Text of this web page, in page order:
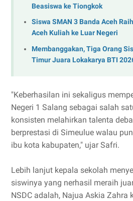
Beasiswa ke Tiongkok
Siswa SMAN 3 Banda Aceh
Aceh Kuliah ke Luar Negeri
Membanggakan, Tiga Orang
Timur Juara Lokakarya BTI
"Keberhasilan ini sekaligus
Negeri 1 Salang sebagai salah
konsisten melahirkan talenta
berprestasi di Simeulue walau
ibu kota kabupaten," ujar Safri.
Lebih lanjut kepala sekolah
siswinya yang nerhasil meraih
NSDC adalah, Najua Askia Zahra